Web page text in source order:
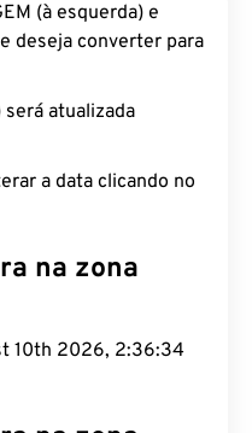
(à esquerda) e
deseja converter para
será atualizada
a data clicando no
na zona
10th 2026, 2:36:35